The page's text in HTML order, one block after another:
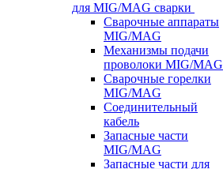
для MIG/MAG сварки
Сварочные аппараты
MIG/MAG
Механизмы подачи
проволоки MIG/MAG
Сварочные горелки
MIG/MAG
Соединительный
кабель
Запасные части
MIG/MAG
Запасные части для